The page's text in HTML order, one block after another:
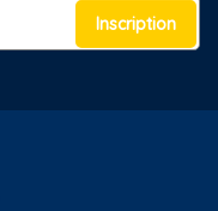
Inscription